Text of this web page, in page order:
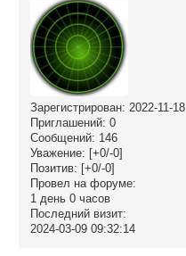
Зарегистрирован: 2022-11-18
Приглашений: 0
Сообщений: 146
Уважение: [+0/-0]
Позитив: [+0/-0]
Провел на форуме:
1 день 0 часов
Последний визит:
2024-03-09 09:32:14